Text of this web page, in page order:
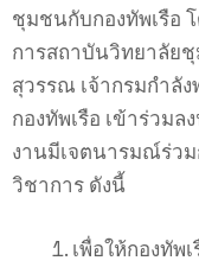
ชุมชนกับกองทัพเรือ
การสถาบันวิทยาลัย
สุวรรณ เจ้ากรมกำลั
กองทัพเรือ เข้าร่วม
งานมีเจตนารมณ์ร่ว
วิชาการ ดังนี้
เพื่อให้กองทั